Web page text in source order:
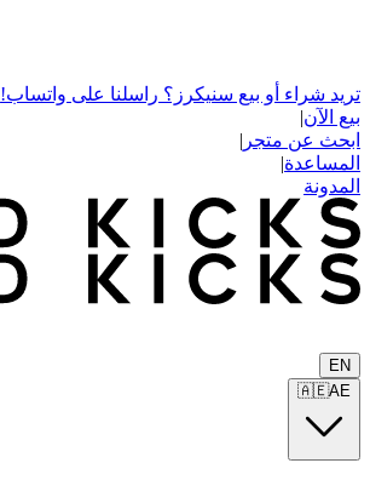
تريد شراء أو بيع سنيكرز؟ راسلنا على واتساب!
بيع الآن|
ابحث عن متجر |
المساعدة|
المدونة
EN
🇦🇪AE